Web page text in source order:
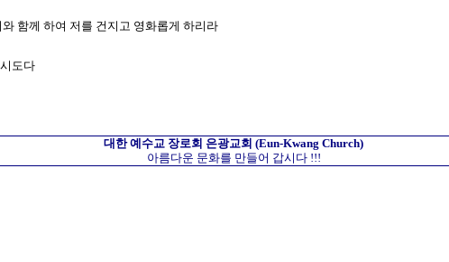
함께 하여 저를 건지고 영화롭게 하리라
도다
대한 예수교 장로회 은광교회 (Eun-Kwang Church)
아름다운 문화를 만들어 갑시다 !!!